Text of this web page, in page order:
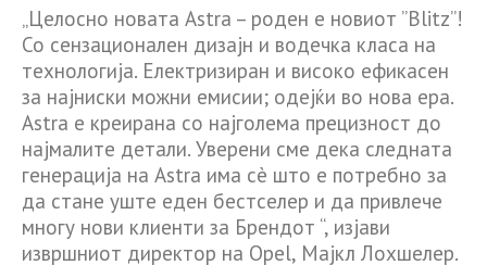
„Целосно новата Astra – роден е новиот ”Blitz”!
Со сензационален дизајн и водечка класа на
технологија. Електризиран и високо ефикасен
за најниски можни емисии; одејќи во нова ера.
Astra е креирана со најголема прецизност до
најмалите детали. Уверени сме дека следната
генерација на Astra има сè што е потребно за
да стане уште еден бестселер и да привлече
многу нови клиенти за Брендот “, изјави
извршниот директор на Opel, Мајкл Лохшелер.